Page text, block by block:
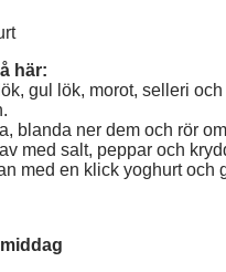
här:
gul lök, morot, selleri
blanda ner dem och rör
med salt, peppar och
med en klick yoghurt och